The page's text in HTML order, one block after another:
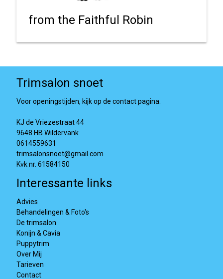
from the Faithful Robin
Trimsalon snoet
Voor openingstijden, kijk op de contact pagina.
KJ de Vriezestraat 44
9648 HB Wildervank
0614559631
trimsalonsnoet@gmail.com
Kvk nr. 61584150
Interessante links
Advies
Behandelingen & Foto's
De trimsalon
Konijn & Cavia
Puppytrim
Over Mij
Tarieven
Contact